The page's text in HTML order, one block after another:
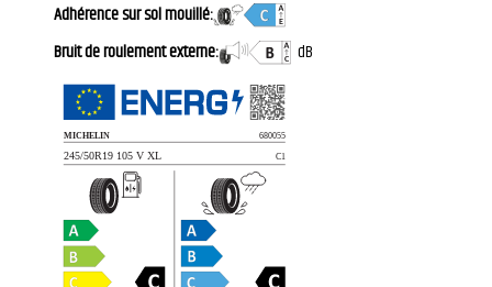
Adhérence sur sol mouillé:
Bruit de roulement externe:
dB